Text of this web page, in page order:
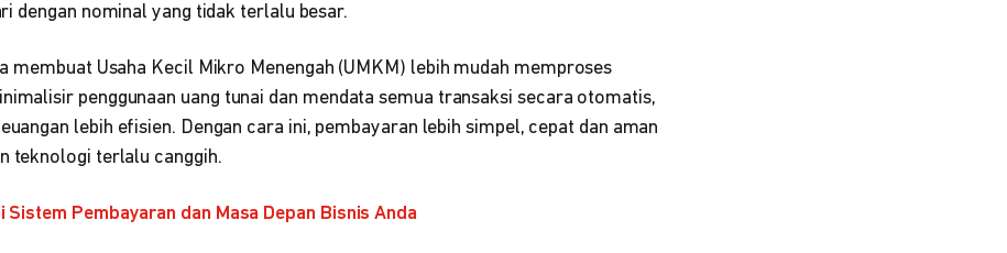
dengan nominal yang tidak terlalu besar.
membuat Usaha Kecil Mikro Menengah (UMKM) lebih mudah memproses
penggunaan uang tunai dan mendata semua transaksi secara otomatis,
lebih efisien. Dengan cara ini, pembayaran lebih simpel, cepat dan aman
teknologi terlalu canggih.
Sistem Pembayaran dan Masa Depan Bisnis Anda